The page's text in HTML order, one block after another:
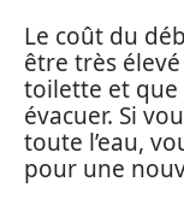
Le coût du
être très
toilette et que
évacuer. Si
toute l’eau,
pour une